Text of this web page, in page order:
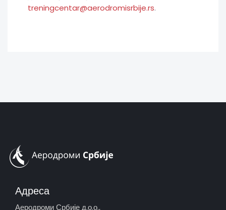
treningcentar@aerodromisrbije.rs.
Адреса
Аеродроми Србије д.о.о.,